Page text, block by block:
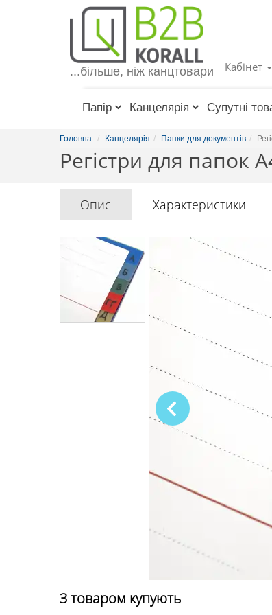
Toggle
navigation
Кабінет
...більше, ніж канцтовари
Папір Канцелярія Супутні
Головна Канцелярія Папки для документів
Регістри для папок
Опис Характеристики
З товаром купують